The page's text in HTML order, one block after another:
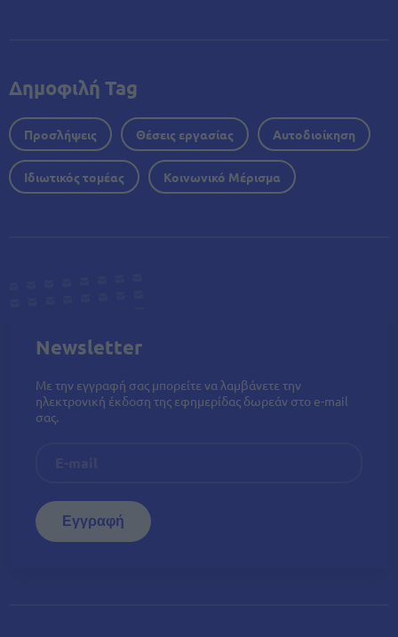
Δημοφιλή Tag
Προσλήψεις Θέσεις εργασίας Αυτοδιοίκηση
Ιδιωτικός τομέας Κοινωνικό Μέρισμα
Newsletter
Με την εγγραφή σας μπορείτε να λαμβάνετε την
ηλεκτρονική έκδοση της εφημερίδας δωρεάν στο e-mail
σας.